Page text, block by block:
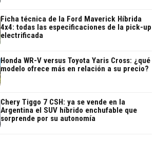
Ficha técnica de la Ford Maverick Híbrida
4x4: todas las especificaciones de la pick-up
electrificada
Honda WR-V versus Toyota Yaris Cross: ¿qué
modelo ofrece más en relación a su precio?
Chery Tiggo 7 CSH: ya se vende en la
Argentina el SUV híbrido enchufable que
sorprende por su autonomía